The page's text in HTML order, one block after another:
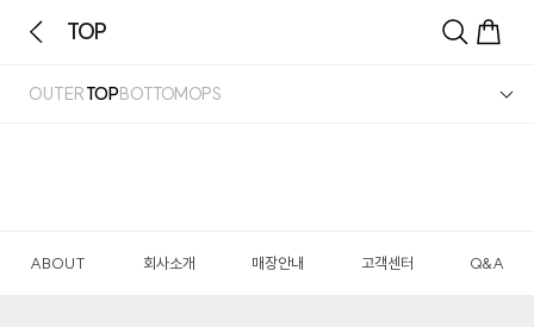
TOP
OUTERTOPBOTTOMOPS
ABOUT 회사소개 매장안내 고객센터 Q&A